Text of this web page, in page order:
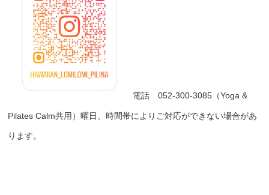
電話 052-300-3085（Yoga &
Pilates Calm共用）曜日、時間帯によりご対応ができない場合があ
ります。